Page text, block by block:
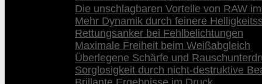
Die unschlagbaren Vorteile von RAW
Mehr Dynamik durch feinere
Rettungsanker bei Fehlbelichtungen
Maximale Freiheit beim Weißabgleich
Überlegene Schärfe und
Sorglosigkeit durch nicht-destruktive